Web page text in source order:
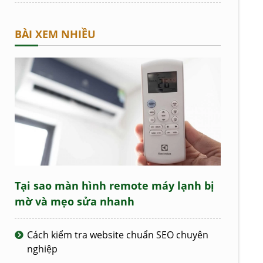
BÀI XEM NHIỀU
Tại sao màn hình remote máy lạnh bị
mờ và mẹo sửa nhanh
Cách kiểm tra website chuẩn SEO chuyên
nghiệp